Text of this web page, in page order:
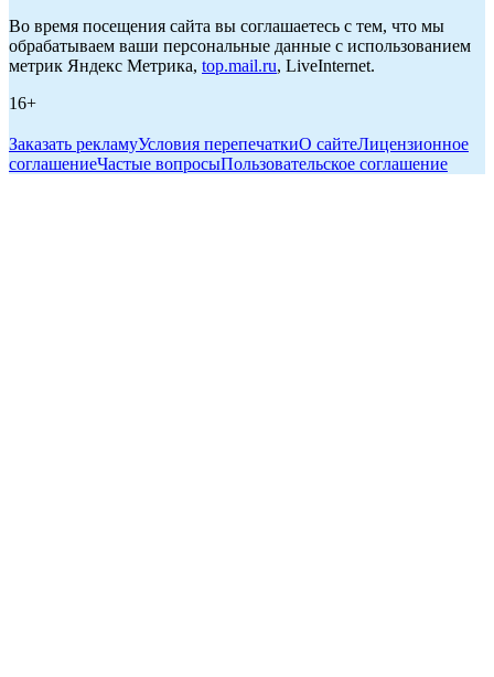
Во время посещения сайта вы соглашаетесь с тем, что мы
обрабатываем ваши персональные данные с использованием
метрик Яндекс Метрика, top.mail.ru, LiveInternet.
16+
Заказать рекламуУсловия перепечаткиО сайтеЛицензионное
соглашениеЧастые вопросыПользовательское соглашение